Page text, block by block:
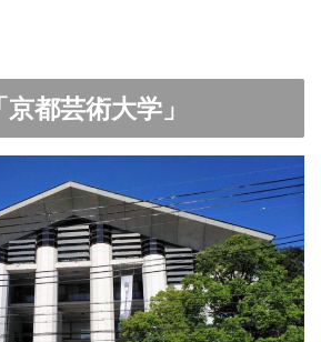
都芸術大学」